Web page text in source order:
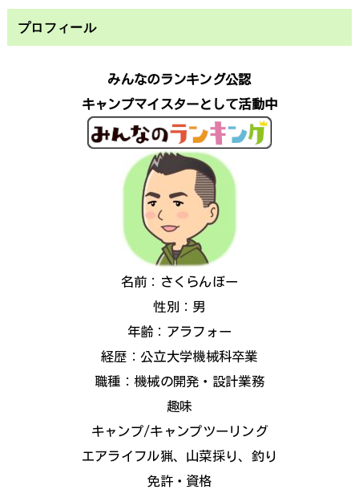
プロフィール
みんなのランキング公認
キャンプマイスターとして活動中
名前：さくらんぼー
性別：男
年齢：アラフォー
経歴：公立大学機械科卒業
職種：機械の開発・設計業務
趣味
キャンプ/キャンプツーリング
エアライフル猟、山菜採り、釣り
免許・資格